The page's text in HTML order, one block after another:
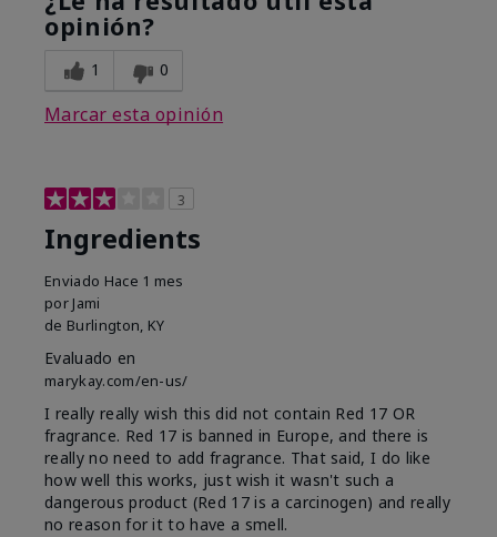
opinión?
1 0
Marcar esta opinión
3
Ingredients
Enviado Hace 1 mes
por Jami
de Burlington, KY
Evaluado en
marykay.com/en-us/
I really really wish this did not contain Red 17 OR
fragrance. Red 17 is banned in Europe, and there is
really no need to add fragrance. That said, I do like
how well this works, just wish it wasn't such a
dangerous product (Red 17 is a carcinogen) and really
no reason for it to have a smell.